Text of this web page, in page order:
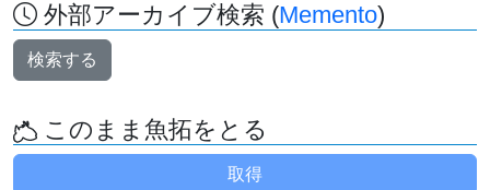
外部アーカイブ検索 (Memento)
検索する
このまま魚拓をとる